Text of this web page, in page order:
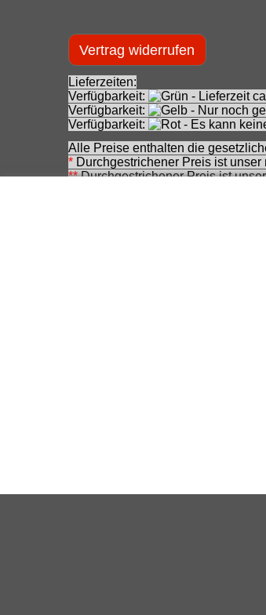
Vertrag widerrufen
Lieferzeiten:
Verfügbarkeit:
- Lieferzeit
Verfügbarkeit:
- Nur noch
Verfügbarkeit:
- Es kann
Alle Preise enthalten die
* Durchgestrichener Preis ist
**Durchgestrichener Preis ist
Änderungen, Irrtümer und